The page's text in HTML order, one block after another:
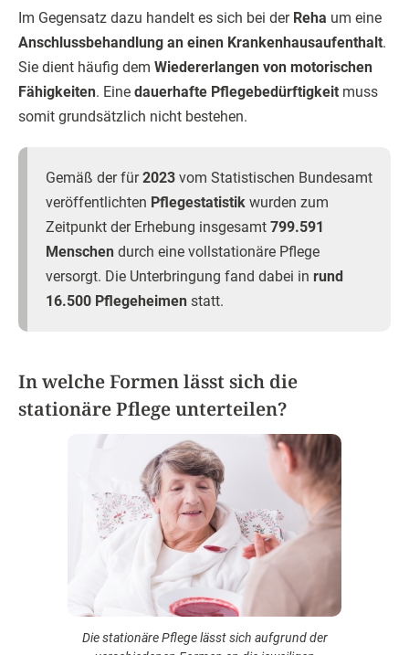
Im Gegensatz dazu handelt es sich bei der Reha um eine
Anschlussbehandlung an einen Krankenhausaufenthalt.
Sie dient häufig dem Wiedererlangen von motorischen
Fähigkeiten. Eine dauerhafte Pflegebedürftigkeit muss
somit grundsätzlich nicht bestehen.
Gemäß der für2023 vom Statistischen Bundesamt
veröffentlichten Pflegestatistik wurden zum
Zeitpunkt der Erhebung insgesamt 799.591
Menschen durch eine vollstationäre Pflege
versorgt. Die Unterbringung fand dabei in rund
16.500 Pflegeheimen statt.
In welche Formen lässt sich die
stationäre Pflege unterteilen?
Die stationäre Pflege lässt sich aufgrund der